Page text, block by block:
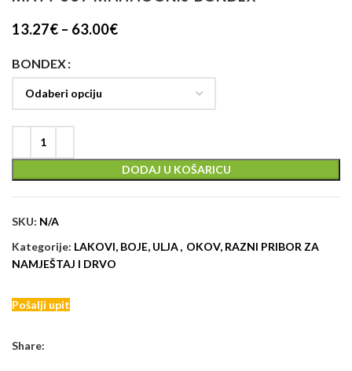
13.27€ – 63.00€
BONDEX
DODAJ U KOŠARICU
SKU: N/A
Kategorije: LAKOVI, BOJE, ULJA, OKOV, RAZNI PRIBOR ZA
NAMJEŠTAJ I DRVO
Pošalji upit
Share: